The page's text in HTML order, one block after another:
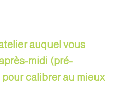
auquel vous
midi (pré-
calibrer au mieux